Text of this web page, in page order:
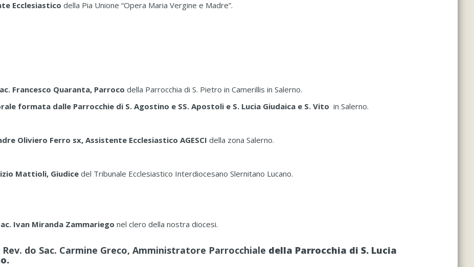
Ecclesiastico della Pia Unione “Opera Maria Vergine e Madre”.
Francesco Quaranta, Parroco della Parrocchia di S. Pietro in Camerillis in Salerno.
formata dalle Parrocchie di S. Agostino e SS. Apostoli e S. Lucia Giudaica e S. Vito in Salerno.
Oliviero Ferro sx, Assistente Ecclesiastico AGESCI della zona Salerno.
Mattioli, Giudice del Tribunale Ecclesiastico Interdiocesano Slernitano Lucano.
Ivan Miranda Zammariego nel clero della nostra diocesi.
Rev. do Sac. Carmine Greco, Amministratore Parrocchiale della Parrocchia di S. Lucia